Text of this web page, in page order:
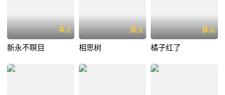
4.7
新永不瞑目
8.3
相思树
8.0
橘子红了